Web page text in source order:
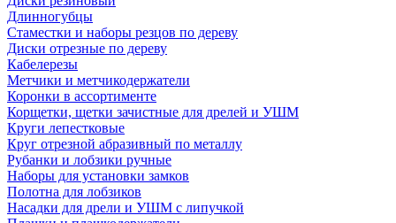
Длинногубцы
Стаместки и наборы резцов по дереву
Диски отрезные по дереву
Кабелерезы
Метчики и метчикодержатели
Коронки в ассортименте
Корщетки, щетки зачистные для дрелей и УШМ
Круги лепестковые
Круг отрезной абразивный по металлу
Рубанки и лобзики ручные
Наборы для установки замков
Полотна для лобзиков
Насадки для дрели и УШМ с липучкой